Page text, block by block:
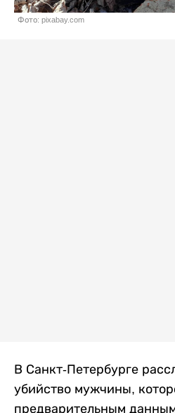
Фото: pixabay.com
В Санкт-Петербурге
убийство мужчины,
предварительным